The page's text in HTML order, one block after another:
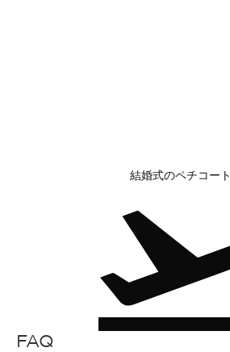
結婚式のペチコート
FAQ